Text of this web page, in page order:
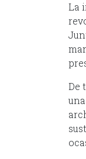
La
De